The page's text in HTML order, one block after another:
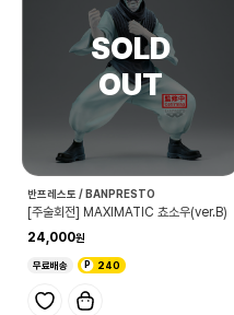
반프레스토 / BANPRESTO
[주술회전] MAXIMATIC 쵸소우(ver.B)
24,000
무료배송 240